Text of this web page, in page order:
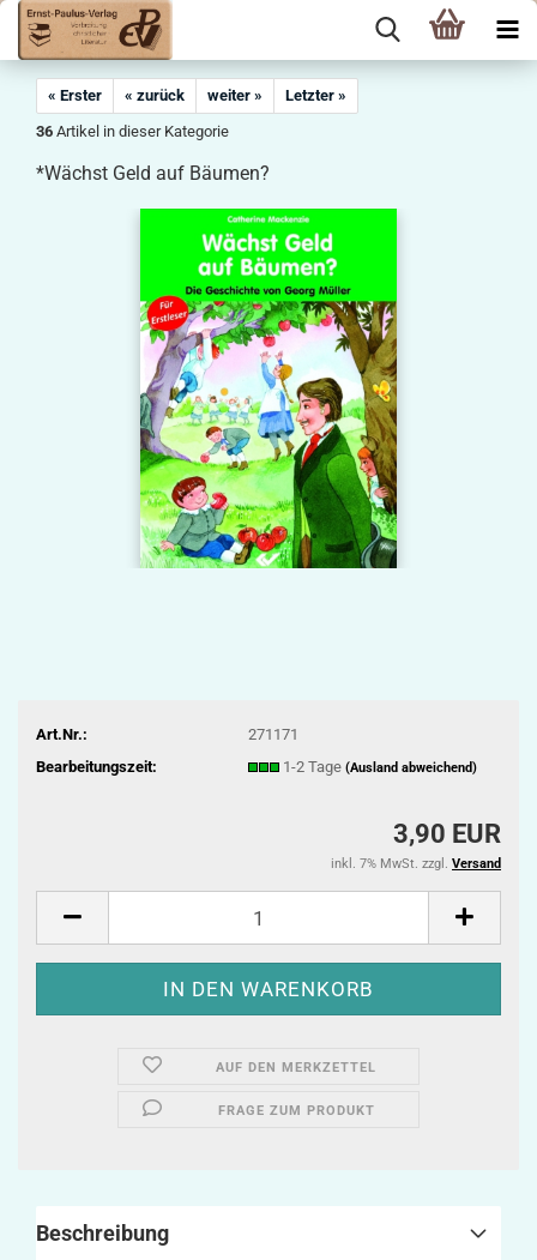
« Erster « zurück weiter »
Letzter »
36 Artikel in dieser Kategorie
*Wächst Geld auf Bäumen?
Art.Nr.:
271171
Bearbeitungszeit:
1-2 Tage (Ausland abweichend)
3,90 EUR
inkl. 7% MwSt. zzgl. Versand
AUF DEN MERKZETTEL
FRAGE ZUM PRODUKT
Beschreibung